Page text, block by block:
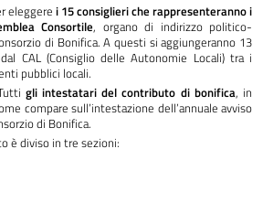
eleggere i 15 consiglieri che rappresenteranno i
Consortile, organo di indirizzo politico-
di Bonifica. A questi si aggiungeranno 13
CAL (Consiglio delle Autonomie Locali) tra i
pubblici locali.
gli intestatari del contributo di bonifica, in
compare sull’intestazione dell’annuale avviso
di Bonifica.
è diviso in tre sezioni: